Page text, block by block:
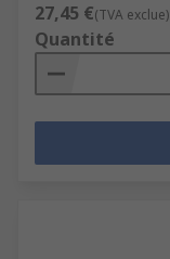
27,45 €(TVA exclue)
Quantité